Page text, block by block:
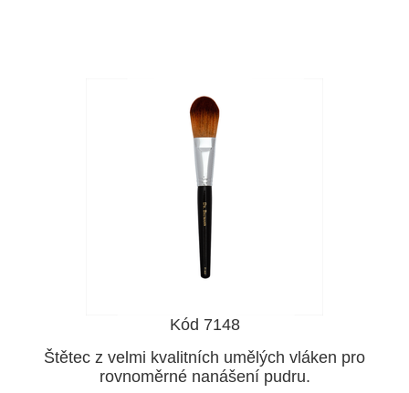
Kód 7148
Štětec z velmi kvalitních umělých vláken pro
rovnoměrné nanášení pudru.